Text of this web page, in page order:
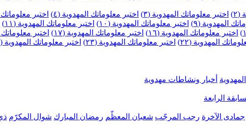
(٢) اختبر معلوماتك المهدوية (٣) اختبر معلوماتك المهدوية (٤) اختبر معلوماتك
المهدوية (٩) اختبر معلوماتك المهدوية (١٠) اختبر معلوماتك المهدوية (١١)
اختبر معلوماتك المهدوية (١٦) اختبر معلوماتك المهدوية (١٧) اختبر معلوماتك
المهدوية (٢٢) اختبر معلوماتك المهدوية (٢٣)
اختبر معلوماتك المهدوية (٢٤)
أخبار ونشاطات مهدوية
الرابعة
جمادى الآخرة رجب المرجّب شعبان المعظّم رمضان المبارك شوال المكرّم